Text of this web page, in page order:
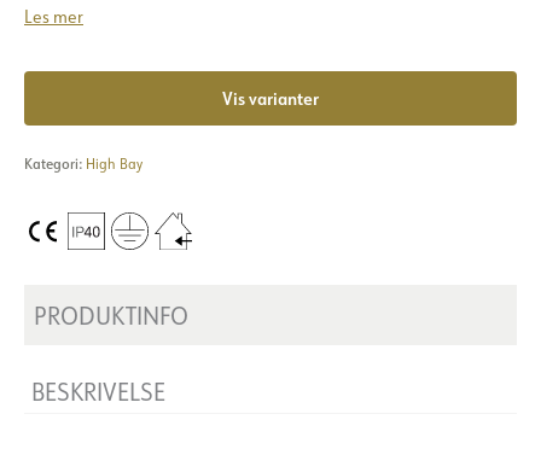
Les mer
Vis varianter
Kategori: High Bay
PRODUKTINFO
BESKRIVELSE